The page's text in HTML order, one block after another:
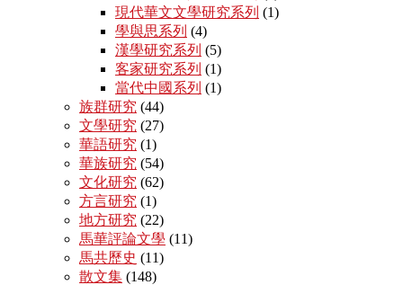
現代華文文學研究系列 (1)
學與思系列 (4)
漢學研究系列 (5)
客家研究系列 (1)
當代中國系列 (1)
族群研究 (44)
文學研究 (27)
華語研究 (1)
華族研究 (54)
文化研究 (62)
方言研究 (1)
地方研究 (22)
馬華評論文學 (11)
馬共歷史 (11)
散文集 (148)